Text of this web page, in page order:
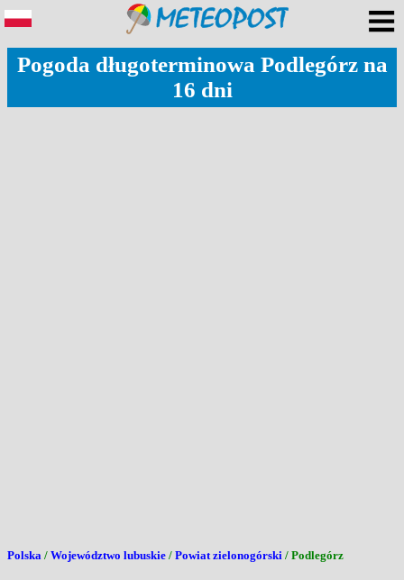
Pogoda długoterminowa Podlegórz na
16 dni
Polska / Województwo lubuskie / Powiat zielonogórski / Podlegórz